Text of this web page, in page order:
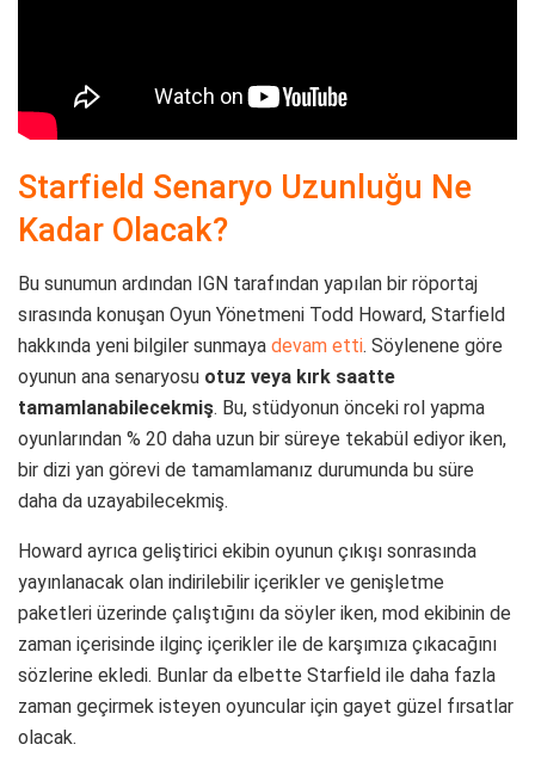
Starfield Senaryo Uzunluğu Ne
Kadar Olacak?
Bu sunumun ardından IGN tarafından yapılan bir röportaj
sırasında konuşan Oyun Yönetmeni Todd Howard, Starfield
hakkında yeni bilgiler sunmaya devam etti. Söylenene göre
oyunun ana senaryosu otuz veya kırk saatte
tamamlanabilecekmiş. Bu, stüdyonun önceki rol yapma
oyunlarından % 20 daha uzun bir süreye tekabül ediyor iken,
bir dizi yan görevi de tamamlamanız durumunda bu süre
daha da uzayabilecekmiş.
Howard ayrıca geliştirici ekibin oyunun çıkışı sonrasında
yayınlanacak olan indirilebilir içerikler ve genişletme
paketleri üzerinde çalıştığını da söyler iken, mod ekibinin de
zaman içerisinde ilginç içerikler ile de karşımıza çıkacağını
sözlerine ekledi. Bunlar da elbette Starfield ile daha fazla
zaman geçirmek isteyen oyuncular için gayet güzel fırsatlar
olacak.